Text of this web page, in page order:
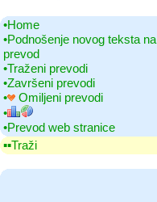
•‎Home
•‎Podnošenje novog teksta na
prevod
•‎Traženi prevodi
•‎Završeni prevodi
•‎
Omiljeni prevodi
•‎
•‎Prevod web stranice
▪▪‎Traži